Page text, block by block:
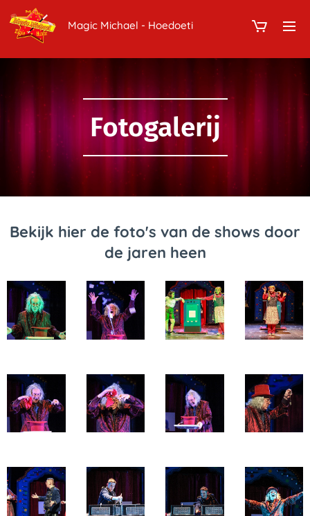
Magic Michael - Hoedoeti
Fotogalerij
Bekijk hier de foto's van de shows door
de jaren heen